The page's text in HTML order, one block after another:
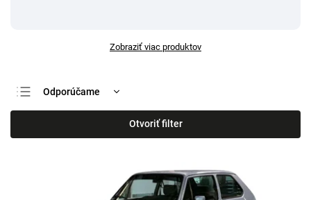
Zobraziť viac produktov
Odporúčame
Najlacnejšie
Najdrahšie
Otvoriť filter